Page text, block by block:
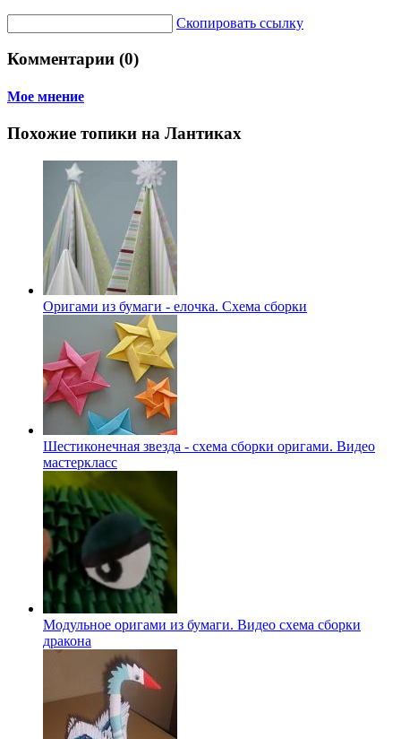
Скопировать ссылку
Комментарии (0)
Мое мнение
Похожие топики на Лантиках
Оригами из бумаги - елочка. Схема сборки
Шестиконечная звезда - схема сборки оригами. Видео
мастеркласс
Модульное оригами из бумаги. Видео схема сборки
дракона